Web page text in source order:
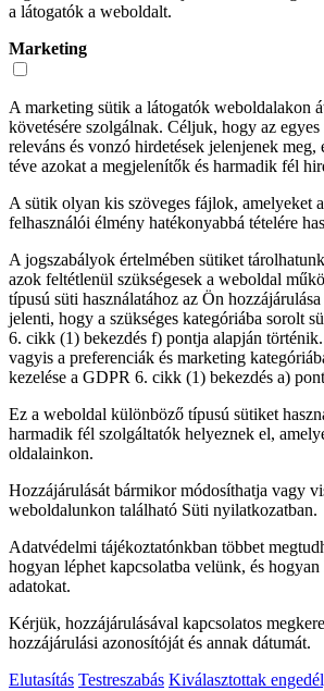
a látogatók a weboldalt.
Marketing
A marketing sütik a látogatók weboldalakon
követésére szolgálnak. Céljuk, hogy az
releváns és vonzó hirdetések jelenjenek meg,
téve azokat a megjelenítők és harmadik fél
A sütik olyan kis szöveges fájlok, amelyeket
felhasználói élmény hatékonyabbá tételére
A jogszabályok értelmében sütiket
azok feltétlenül szükségesek a weboldal
típusú süti használatához az Ön
jelenti, hogy a szükséges kategóriába sorolt
6. cikk (1) bekezdés f) pontja alapján
vagyis a preferenciák és marketing
kezelése a GDPR 6. cikk (1) bekezdés a)
Ez a weboldal különböző típusú sütiket
harmadik fél szolgáltatók helyeznek el,
oldalainkon.
Hozzájárulását bármikor módosíthatja vagy
weboldalunkon található Süti nyilatkozatban.
Adatvédelmi tájékoztatónkban többet
hogyan léphet kapcsolatba velünk, és
adatokat.
Kérjük, hozzájárulásával kapcsolatos
hozzájárulási azonosítóját és annak dátumát.
Elutasítás Testreszabás Kiválasztottak